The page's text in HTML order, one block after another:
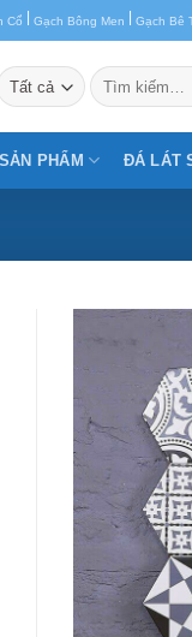
Cổ | Gạch Bông Men | Gạch Bê
Tìm
kiếm:
SẢN PHẨM ĐÁ LÁT